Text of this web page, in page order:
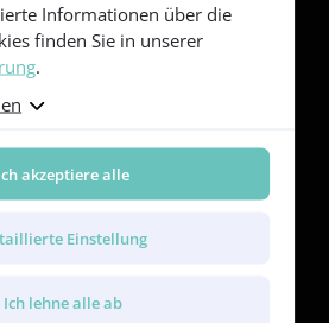
Gitarren
Red Series
Blue Series
Violet Series
Rainbow Series
Merkmale
Informationen über die
finden Sie in unserer
.
akzeptiere alle
Einstellung
Ich lehne alle ab